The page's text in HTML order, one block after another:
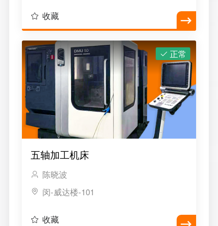
收藏
正常
五轴加工机床
陈晓波
闵-威达楼-101
收藏